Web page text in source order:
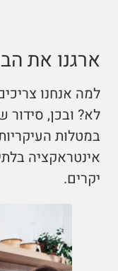
ארגנו את
למה אנחנו
לא? ובכן,
במטלות
אינטראקציה
יקרים.